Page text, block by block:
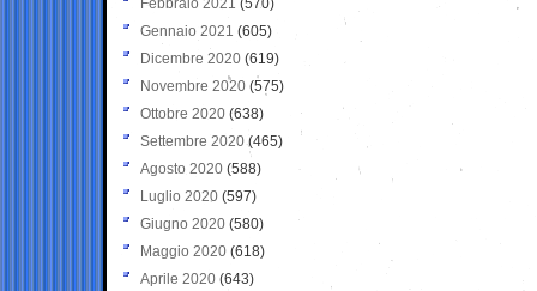
Febbraio 2021 (570)
Gennaio 2021 (605)
Dicembre 2020 (619)
Novembre 2020 (575)
Ottobre 2020 (638)
Settembre 2020(465)
Agosto 2020 (588)
Luglio 2020 (597)
Giugno 2020 (580)
Maggio 2020 (618)
Aprile 2020 (643)